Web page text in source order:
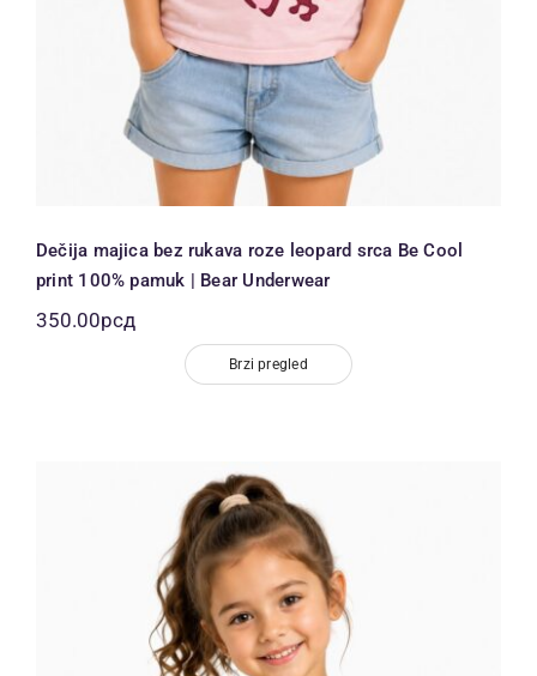
Dečija majica bez rukava roze leopard srca Be Cool
print 100% pamuk | Bear Underwear
350.00рсд
Brzi pregled